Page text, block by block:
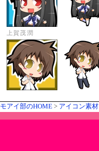
上賀茂潤
モアイ部のHOME > アイコン素材